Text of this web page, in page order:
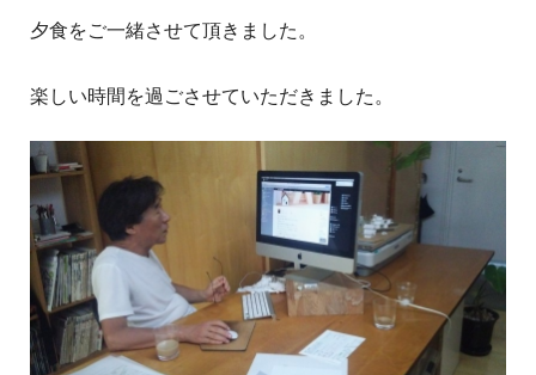
夕食をご一緒させて頂きました。
楽しい時間を過ごさせていただきました。